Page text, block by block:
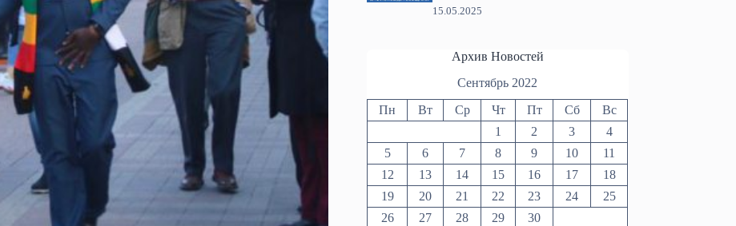
15.05.2025
Архив Новостей
Сентябрь 2022
Пн Вт Ср Чт Пт Сб
Вс
1
2 3
4
5
6 7 8 9 10
11
12
13 14 15 16 17
18
19
20 21 22 23 24
25
26
27 28 29
30